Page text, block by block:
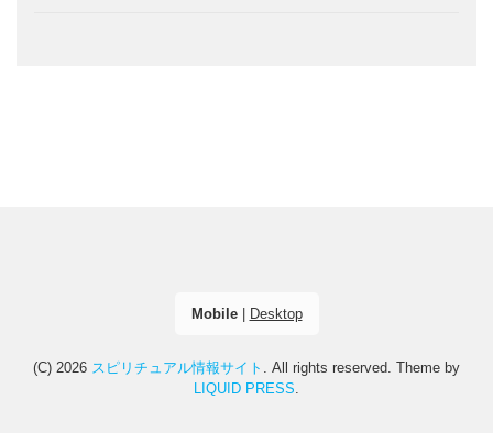
Mobile| Desktop
(C) 2026 スピリチュアル情報サイト . All rights reserved. Theme by
LIQUID PRESS